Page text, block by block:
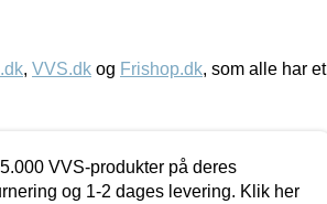
, VVS.dk og Frishop.dk, som alle har et
VVS-produkter på deres
og 1-2 dages levering. Klik her